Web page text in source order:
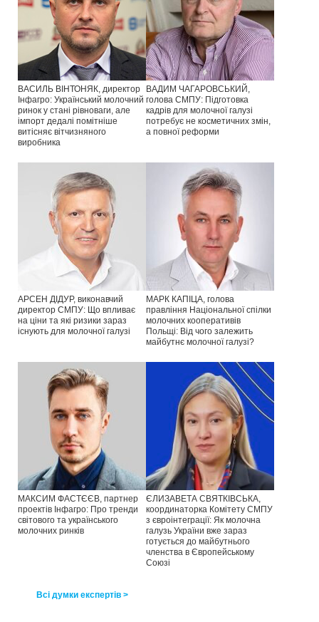
ВАСИЛЬ ВІНТОНЯК, директор
Інфагро: Український молочний
ринок у стані рівноваги, але
імпорт дедалі помітніше
витісняє вітчизняного
виробника
ВАДИМ ЧАГАРОВСЬКИЙ,
голова СМПУ: Підготовка
кадрів для молочної галузі
потребує не косметичних змін,
а повної реформи
АРСЕН ДІДУР, виконавчий
директор СМПУ: Що впливає
на ціни та які ризики зараз
існують для молочної галузі
МАРК КАПІЦА, голова
правління Національної спілки
молочних кооперативів
Польщі: Від чого залежить
майбутнє молочної галузі?
МАКСИМ ФАСТЄЄВ, партнер
проектів Інфагро: Про тренди
світового та українського
молочних ринків
ЄЛИЗАВЕТА СВЯТКІВСЬКА,
координаторка Комітету СМПУ
з євроінтеграції: Як молочна
галузь України вже зараз
готується до майбутнього
членства в Європейському
Союзі
Всі думки експертів >